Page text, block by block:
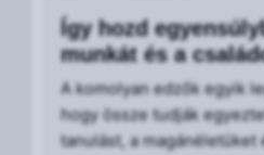
Így hozd
munkát és a
A komolyan edzők egyik
hogy össze tudják
tanulást, a magánéletüket